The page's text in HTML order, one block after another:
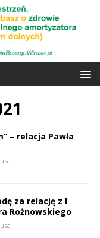
– relacja Pawła
za relację z I
Rożnowskiego